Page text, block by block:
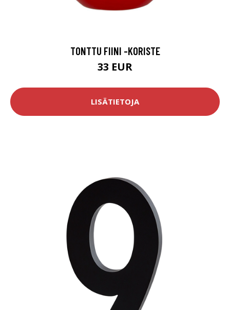
TONTTU FIINI -KORISTE
33 EUR
LISÄTIETOJA